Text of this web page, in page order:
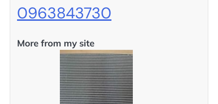
0963843730
More from my site